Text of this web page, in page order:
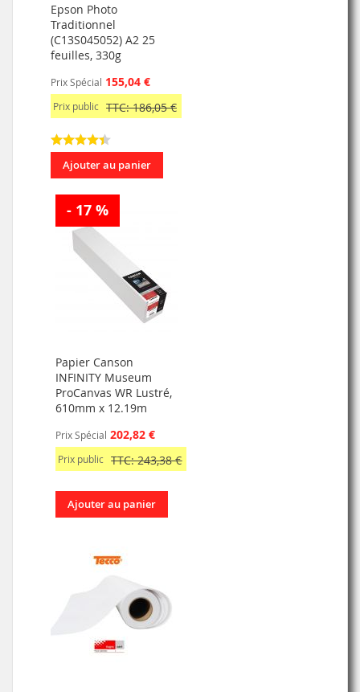
Epson Photo
Traditionnel
(C13S045052) A2 25
feuilles, 330g
Prix Spécial 155,04 €
Prix public TTC: 186,05 €
Ajouter au panier
- 17 %
Papier Canson
INFINITY Museum
ProCanvas WR Lustré,
610mm x 12.19m
Prix Spécial 202,82 €
Prix public TTC: 243,38 €
Ajouter au panier